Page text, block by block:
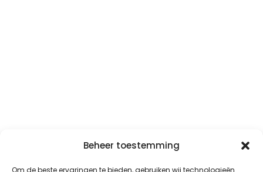
Beheer toestemming
Om de beste ervaringen te bieden, gebruiken wij technologieën